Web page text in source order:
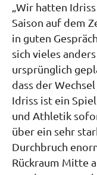
„Wir hatten
Saison auf dem
in guten
sich vieles
ursprünglich
dass der
Idriss ist ein
und Athletik
über ein sehr
Durchbruch
Rückraum Mitte